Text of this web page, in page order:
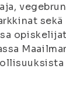
sekä